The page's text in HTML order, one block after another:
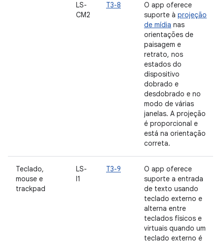
LS-
CM2
T3-8
O app oferece
suporte à projeção
de mídia nas
orientações de
paisagem e
retrato, nos
estados do
dispositivo
dobrado e
desdobrado e no
modo de várias
janelas. A projeção
é proporcional e
está na orientação
correta.
Teclado,
mouse e
trackpad
LS-
I1
T3-9
O app oferece
suporte a entrada
de texto usando
teclado externo e
alterna entre
teclados físicos e
virtuais quando um
teclado externo é